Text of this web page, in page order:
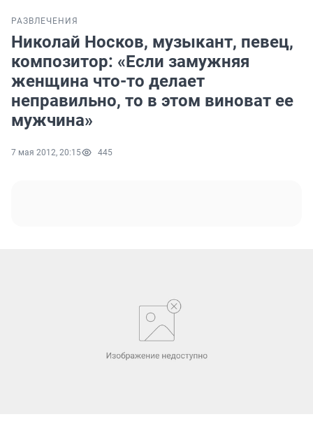
РАЗВЛЕЧЕНИЯ
Николай Носков, музыкант, певец,
композитор: «Если замужняя
женщина что-то делает
неправильно, то в этом виноват ее
мужчина»
7 мая 2012, 20:15 445